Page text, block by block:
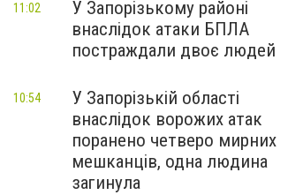
У Запорізькому районі
внаслідок атаки БПЛА
постраждали двоє людей
11:02
У Запорізькій області
внаслідок ворожих атак
поранено четверо мирних
мешканців, одна людина
загинула
10:54